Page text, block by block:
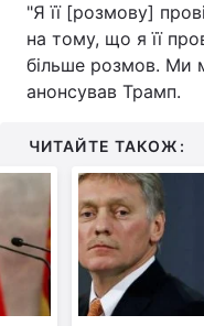
"Я її [розмову]
на тому, що я її
більше розмов. Ми
анонсував Трамп.
ЧИТАЙТЕ ТАКОЖ: